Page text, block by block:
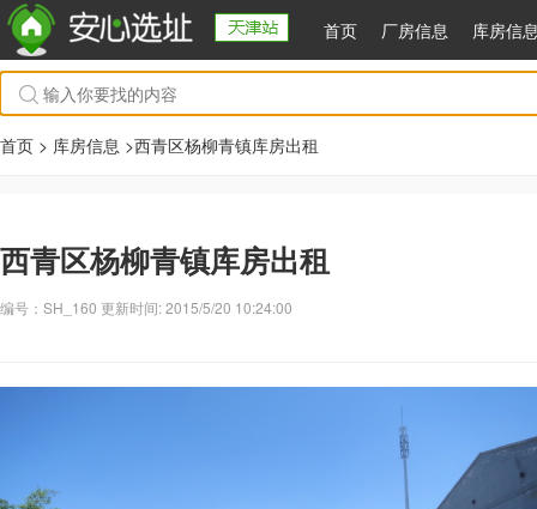
首页 厂房信息 库房信
首页 > 库房信息 >西青区杨柳青镇库房出租
西青区杨柳青镇库房出租
编号：SH_160 更新时间: 2015/5/20 10:24:00